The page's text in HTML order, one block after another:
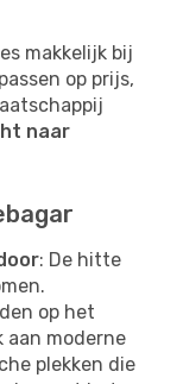
makkelijk bij
op prijs,
naar
: De hitte
op het
aan moderne
plekken die